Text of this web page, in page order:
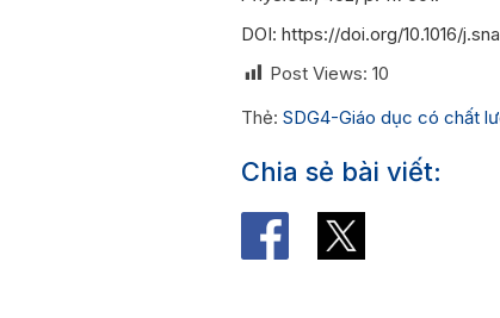
DOI: https://doi.org/10.1016/
Post Views: 10
Thẻ: SDG4-Giáo dục có chất
Chia sẻ bài viết: